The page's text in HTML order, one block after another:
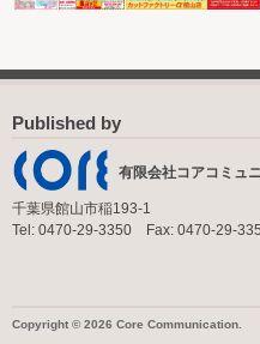
Published by
有限会社コアコミュ
千葉県館山市稲193-1
Tel: 0470-29-3350 Fax: 0470-29-
Copyright © 2026 Core Communication.